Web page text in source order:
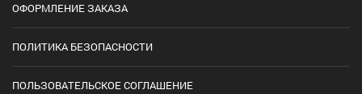
ОФОРМЛЕНИЕ ЗАКАЗА
ПОЛИТИКА БЕЗОПАСНОСТИ
ПОЛЬЗОВАТЕЛЬСКОЕ СОГЛАШЕНИЕ